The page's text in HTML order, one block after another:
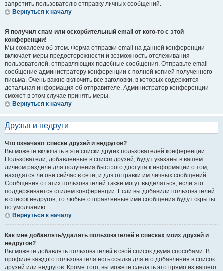
запретить пользователю отправку личных сообщений.
Вернуться к началу
Я получил спам или оскорбительный email от кого-то с этой
конференции!
Мы сожалеем об этом. Форма отправки email на данной конференции
включает меры предосторожности и возможность отслеживания
пользователей, отправляющих подобные сообщения. Отправьте email-
сообщение администратору конференции с полной копией полученного
письма. Очень важно включить все заголовки, в которых содержится
детальная информация об отправителе. Администратор конференции
сможет в этом случае принять меры.
Вернуться к началу
Друзья и недруги
Что означают списки друзей и недругов?
Вы можете включать в эти списки других пользователей конференции.
Пользователи, добавленные в список друзей, будут указаны в вашем
личном разделе для получения быстрого доступа к информации о том,
находятся ли они сейчас в сети, и для отправки им личных сообщений.
Сообщения от этих пользователей также могут выделяться, если это
поддерживается стилем конференции. Если вы добавили пользователей
в список недругов, то любые отправленные ими сообщения будут скрыты
по умолчанию.
Вернуться к началу
Как мне добавлять/удалять пользователей в списках моих друзей и
недругов?
Вы можете добавлять пользователей в свой список двумя способами. В
профиле каждого пользователя есть ссылка для его добавления в список
друзей или недругов. Кроме того, вы можете сделать это прямо из вашего